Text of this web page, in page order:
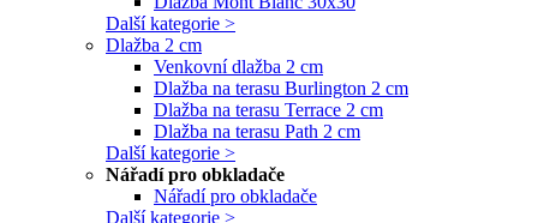
Další kategorie >
Dlažba 2 cm
Venkovní dlažba 2 cm
Dlažba na terasu Burlington 2 cm
Dlažba na terasu Terrace 2 cm
Dlažba na terasu Path 2 cm
Další kategorie >
Nářadí pro obkladače
Nářadí pro obkladače
Další kategorie >